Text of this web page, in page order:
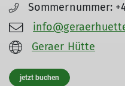
Sommernummer:
Geraer Hütte
jetzt buchen